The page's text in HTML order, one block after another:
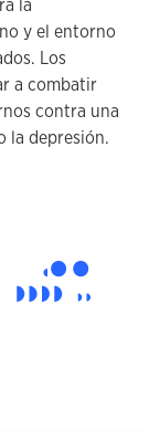
la
y el entorno
Los
a combatir
contra una
la depresión.